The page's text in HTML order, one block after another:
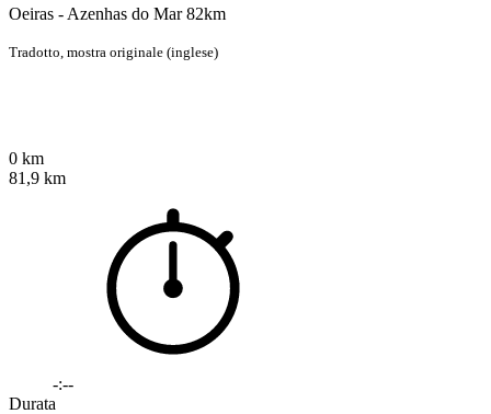
Oeiras - Azenhas do Mar 82km
Tradotto, mostra originale (inglese)
0 km
81,9 km
-:--
Durata